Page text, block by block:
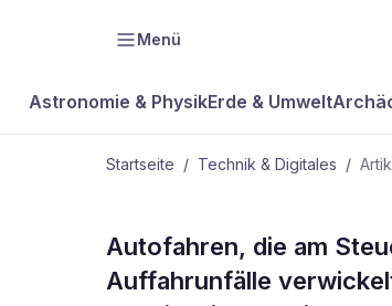
Menü
Astronomie & PhysikErde & Umwelt
Startseite / Technik & Digitales /
TECHNIK & DIGITALES
Autofahren, die am
Auffahrunfälle